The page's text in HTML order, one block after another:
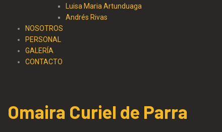
Luisa Maria Artunduaga
Andrés Rivas
NOSOTROS
PERSONAL
GALERÍA
CONTACTO
Omaira Curiel de Parra